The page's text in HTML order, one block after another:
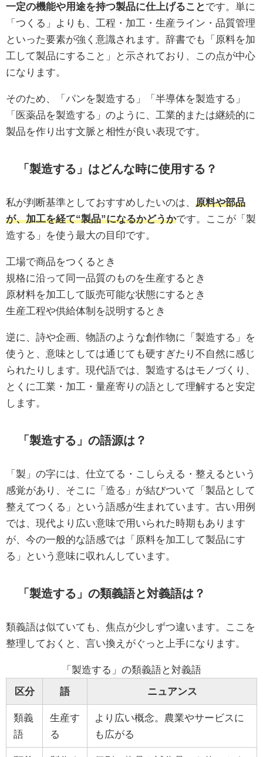
一定の機能や用途を持つ製品に仕上げること です。単に
「つくる」よりも、工程・加工・生産ライン・品質管理
といった要素が強く意識されます。辞書でも「原料を加
工して製品にすること」と示されており、この点が中心
になります。
そのため、「パンを製造する」「半導体を製造する」
「医薬品を製造する」のように、工業的または継続的に
製品を作り出す文脈と相性が良い表現です。
「製造する」はどんな時に使用する？
私が判断基準としておすすめしたいのは、 原料や部品
が、加工を経て“製品”になるかどうかです。ここが「製
造する」を使う最大の目印です。
工場で商品をつくるとき
規格に沿って同一品質のものを生産するとき
原材料を加工して販売可能な状態にするとき
生産工程や供給体制を説明するとき
逆に、詩や企画、物語のような創作物に「製造する」を
使うと、意味としては通じても硬すぎたり不自然に感じ
られたりします。現代語では、製造するはモノづくり、
とくに工業・加工・量産寄りの語として理解すると安定
します。
「製造する」の語源は？
「製」の字には、仕立てる・こしらえる・整えるという
感覚があり、そこに「造る」が結びついて「製品として
整えてつくる」という語感が生まれています。古い用例
では、現代より広い意味で用いられた時期もあります
が、今の一般的な語感では「原料を加工して製品にす
る」という意味に収れんしています。
「製造する」の類義語と対義語は？
類義語は似ていても、焦点が少しずつ違います。ここを
整理しておくと、言い換えがぐっと上手になります。
「製造する」の類義語と対義語
区分 語 ニュアンス
類義
語
生産す
る
より広い概念。農業やサービスに
も広がる